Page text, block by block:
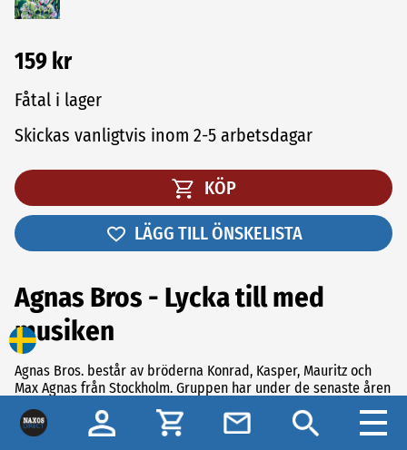
159 kr
Fåtal i lager
Skickas vanligtvis inom 2-5 arbetsdagar
KÖP
LÄGG TILL ÖNSKELISTA
Agnas Bros - Lycka till med
musiken
Agnas Bros. består av bröderna Konrad, Kasper, Mauritz och
Max Agnas från Stockholm. Gruppen har under de senaste åren
varit en av de mest aktuella unga grupperna på den svenska
jazzscenen. Bland annat mottog gruppen Monica Zetterlund-
stipendiet 2012. Sommaren 2014 gjordes två bejublade